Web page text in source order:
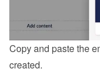
Copy and paste the
created.